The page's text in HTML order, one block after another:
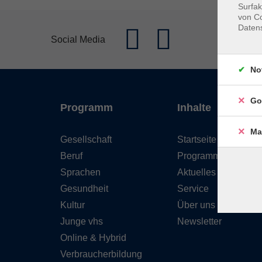
Social Media
Programm
Gesellschaft
Beruf
Sprachen
Gesundheit
Kultur
Junge vhs
Online & Hybrid
Verbraucherbildung
Inhalte
Startseite
Programm
Aktuelles
Service
Über uns
Newsletter
von